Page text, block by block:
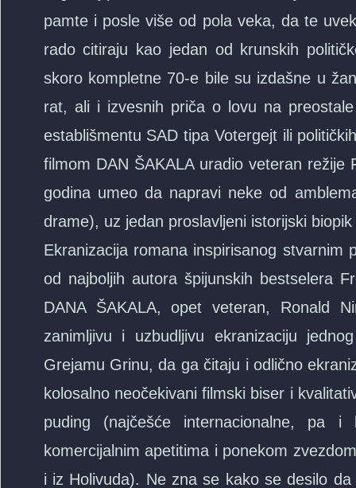
pamte i posle više od pola veka, da te
rado citiraju kao jedan od krunskih
skoro kompletne 70-e bile su izdašne u
rat, ali i izvesnih priča o lovu na
establišmentu SAD tipa Votergejt ili
filmom DAN ŠAKALA uradio veteran
godina umeo da napravi neke od
drame), uz jedan proslavljeni istorijski
Ekranizacija romana inspirisanog
od najboljih autora špijunskih bestselera
DANA ŠAKALA, opet veteran, Ronald
zanimljivu i uzbudljivu ekranizaciju
Grejamu Grinu, da ga čitaju i odlično
kolosalno neočekivani filmski biser i
puding (najčešće internacionalne, pa i
komercijalnim apetitima i ponekom
i iz Holivuda). Ne zna se kako se desilo